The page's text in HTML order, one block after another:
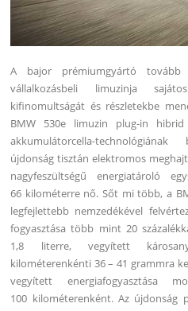
A bajor prémiumgyártó tovább
vállalkozásbeli limuzinja
kifinomultságát és részletekbe
BMW 530e limuzin plug-in
akkumulátorcella-
újdonság tisztán elektromos
nagyfeszültségű energiatároló
66 kilométerre nő. Sőt mi több, a
legfejlettebb nemzedékével
fogyasztása több mint 20
1,8 literre, vegyített
kilométerenkénti 36 – 41 grammra
vegyített energiafogyasztása
100 kilométerenként. Az újdonság